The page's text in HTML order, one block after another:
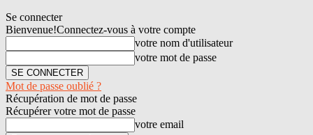
Se connecter
Bienvenue!Connectez-vous à votre compte
votre nom d'utilisateur
votre mot de passe
Mot de passe oublié ?
Récupération de mot de passe
Récupérer votre mot de passe
votre email